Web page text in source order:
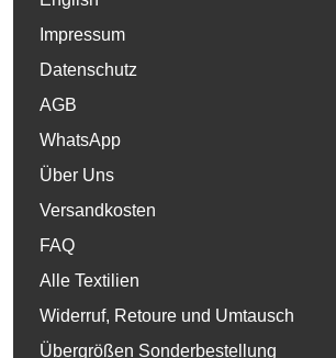
Impressum
Datenschutz
AGB
WhatsApp
Über Uns
Versandkosten
FAQ
Alle Textilien
Widerruf, Retoure und Umtausch
Übergrößen Sonderbestellung